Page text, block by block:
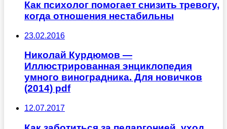
Как психолог помогает снизить тревогу,
когда отношения нестабильны
23.02.2016
Николай Курдюмов —
Иллюстрированная энциклопедия
умного виноградника. Для новичков
(2014) pdf
12.07.2017